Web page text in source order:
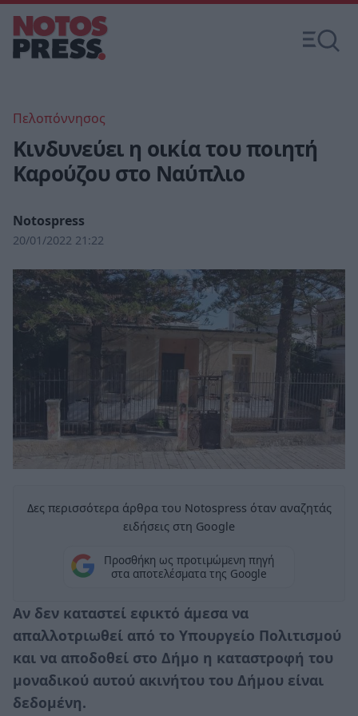
Πελοπόννησος
Κινδυνεύει η οικία του ποιητή
Καρούζου στο Ναύπλιο
Notospress
20/01/2022 21:22
Δες περισσότερα άρθρα του Notospress όταν αναζητάς
ειδήσεις στη Google
Προσθήκη ως προτιμώμενη πηγή
στα αποτελέσματα της Google
Αν δεν καταστεί εφικτό άμεσα να
απαλλοτριωθεί από το Υπουργείο Πολιτισμού
και να αποδοθεί στο Δήμο η καταστροφή του
μοναδικού αυτού ακινήτου του Δήμου είναι
δεδομένη.